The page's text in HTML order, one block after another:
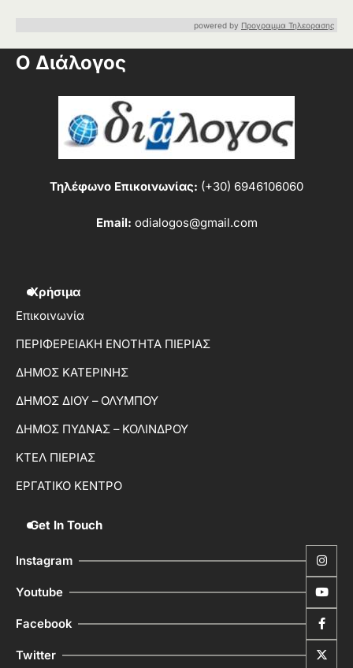
powered by Προγραμμα Τηλεορασης
Ο Διάλογος
Τηλέφωνο Επικοινωνίας: (+30) 6946106060
Email: odialogos@gmail.com
Χρήσιμα
Επικοινωνία
ΠΕΡΙΦΕΡΕΙΑΚΗ ΕΝΟΤΗΤΑ ΠΙΕΡΙΑΣ
ΔΗΜΟΣ ΚΑΤΕΡΙΝΗΣ
ΔΗΜΟΣ ΔΙΟΥ – ΟΛΥΜΠΟΥ
ΔΗΜΟΣ ΠΥΔΝΑΣ – ΚΟΛΙΝΔΡΟΥ
ΚΤΕΛ ΠΙΕΡΙΑΣ
ΕΡΓΑΤΙΚΟ ΚΕΝΤΡΟ
Get In Touch
Instagram
Youtube
Facebook
Twitter